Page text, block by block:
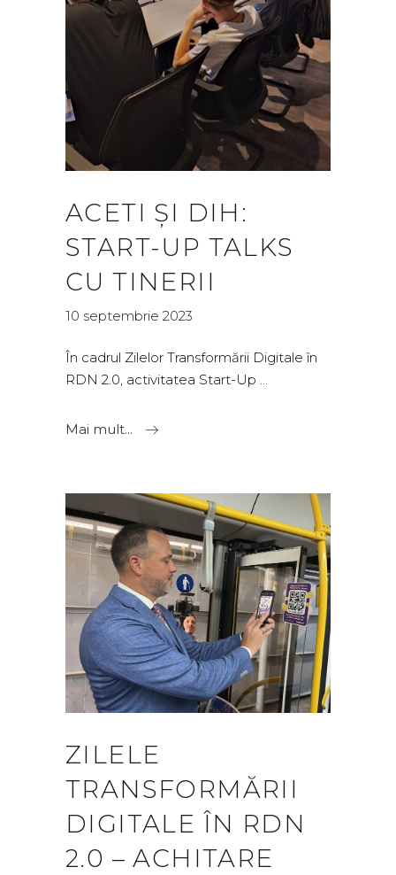
ACETI ȘI DIH:
START-UP TALKS
CU TINERII
10 septembrie 2023
În cadrul Zilelor Transformării Digitale în
RDN 2.0, activitatea Start-Up
Mai mult...
ZILELE
TRANSFORMĂRII
DIGITALE ÎN RDN
2.0 – ACHITARE